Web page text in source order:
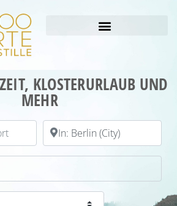
KLOSTERURLAUB UND
MEHR
PLZ / Ort